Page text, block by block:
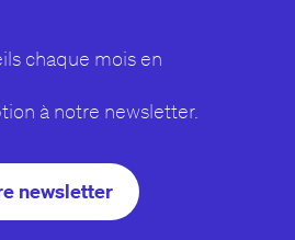
chaque mois en
à notre newsletter.
newsletter